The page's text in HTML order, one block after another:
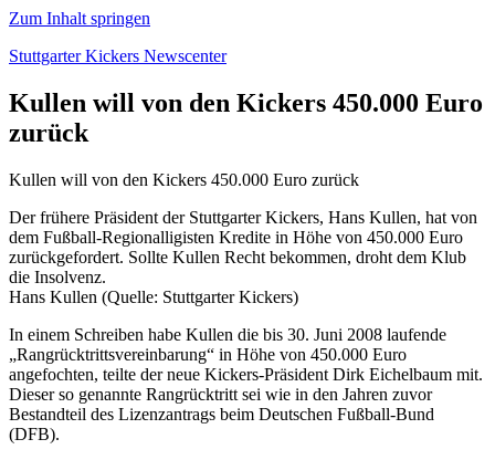
Zum Inhalt springen
Stuttgarter Kickers Newscenter
Kullen will von den Kickers 450.000 Euro
zurück
Kullen will von den Kickers 450.000 Euro zurück
Der frühere Präsident der Stuttgarter Kickers, Hans Kullen, hat von
dem Fußball-Regionalligisten Kredite in Höhe von 450.000 Euro
zurückgefordert. Sollte Kullen Recht bekommen, droht dem Klub
die Insolvenz.
Hans Kullen (Quelle: Stuttgarter Kickers)
In einem Schreiben habe Kullen die bis 30. Juni 2008 laufende
„Rangrücktrittsvereinbarung“ in Höhe von 450.000 Euro
angefochten, teilte der neue Kickers-Präsident Dirk Eichelbaum mit.
Dieser so genannte Rangrücktritt sei wie in den Jahren zuvor
Bestandteil des Lizenzantrags beim Deutschen Fußball-Bund
(DFB).